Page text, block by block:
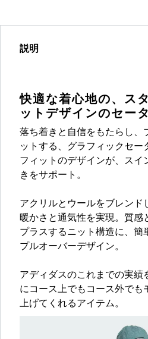
説明
快適な着心地の、ス
ットデザインのセータ
落ち着きと自信をもたらし、
ットする、グラフィックセー
フィットのデザインが、スイ
きをサポート。
アクリルとウールをブレンド
暖かさと通気性を実現。質感
プラスするニット構造に、簡
プルオーバーデザイン。
アディダスのこれまでの実績
にコース上でもコース外でも
上げてくれるアイテム。